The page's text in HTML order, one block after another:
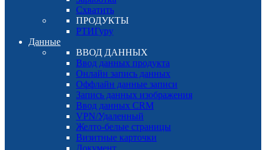
Схватить
ПРОДУКТЫ
РТИГуру
Данные
ВВОД ДАННЫХ
Ввод данных продукта
Онлайн запись данных
Оффлайн данные записи
Запись данных изображения
Ввод данных CRM
VPN/Удаленный
Желто-белые страницы
Визитные карточки
Документ